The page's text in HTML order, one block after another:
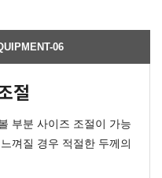
06
절
부분 사이즈 조절이 가능
껴질 경우 적절한 두께의